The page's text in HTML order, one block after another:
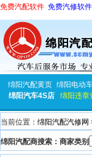
免费汽配软件 免费汽修软件
绵阳汽配黄页 绵阳电动
绵阳汽车4S店
绵阳违章
当前位置： 绵阳汽配汽修网
绵阳汽配商搜索：商家类别